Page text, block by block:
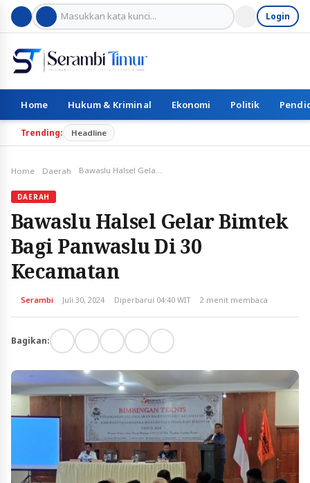
Login
Home Hukum & Kriminal Ekonomi Politik
Trending: Headline
Home Daerah Bawaslu Halsel Gelar Bimtek Bagi Panwaslu Di 30 Kecamatan
DAERAH
Bawaslu Halsel Gelar Bimtek
Bagi Panwaslu Di 30
Kecamatan
Serambi Juli 30, 2024 Diperbarui 04:40 WIT 2 menit membaca
Bagikan: